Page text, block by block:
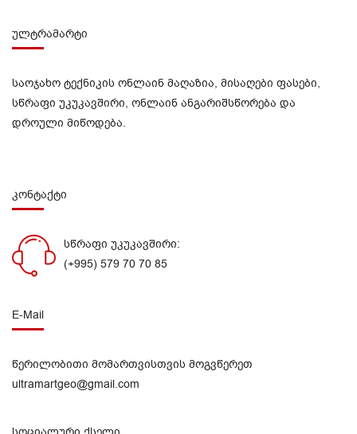
ულტრამარტი
საოჯახო ტექნიკის ონლაინ მაღაზია, მისაღები ფასები,
სწრაფი უკუკავშირი, ონლაინ ანგარიშსწორება და
დროული მიწოდება.
კონტაქტი
სწრაფი უკუკავშირი:
(+995) 579 70 70 85
E-Mail
წერილობითი მომართვისთვის მოგვწერეთ
ultramartgeo@gmail.com